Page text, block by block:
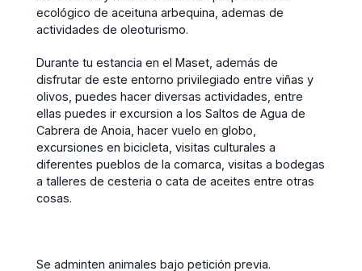
ecológico de aceituna arbequina, ademas de
actividades de oleoturismo.
Durante tu estancia en el Maset, además de
disfrutar de este entorno privilegiado entre viñas y
olivos, puedes hacer diversas actividades, entre
ellas puedes ir excursion a los Saltos de Agua de
Cabrera de Anoia, hacer vuelo en globo,
excursiones en bicicleta, visitas culturales a
diferentes pueblos de la comarca, visitas a bodegas
a talleres de cesteria o cata de aceites entre otras
cosas.
Se adminten animales bajo petición previa.